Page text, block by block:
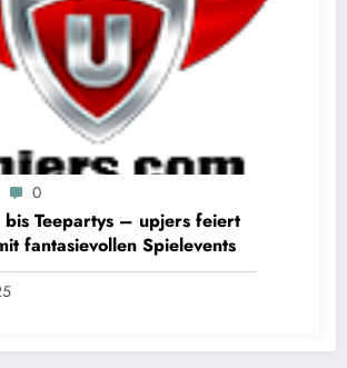
0
bis Teepartys – upjers feiert
fantasievollen Spielevents